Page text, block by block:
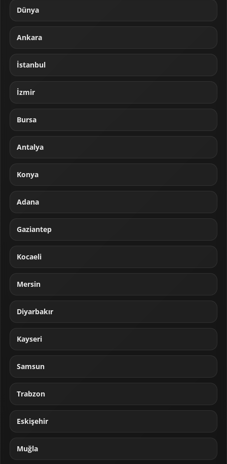
Dünya
Ankara
İstanbul
İzmir
Bursa
Antalya
Konya
Adana
Gaziantep
Kocaeli
Mersin
Diyarbakır
Kayseri
Samsun
Trabzon
Eskişehir
Muğla